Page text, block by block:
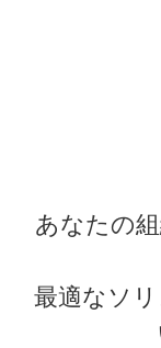
あなたの
最適なソ